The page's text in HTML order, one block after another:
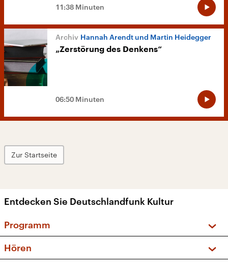
11:38 Minuten
Hannah Arendt und Martin Heidegger
„Zerstörung des Denkens“
06:50 Minuten
Zur Startseite
Entdecken Sie Deutschlandfunk Kultur
Programm
Sendungen und Podcasts
Hören